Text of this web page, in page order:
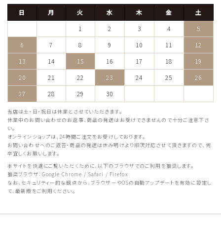
日 月 火 水 木 金
土
1
2 3 4
5
6
7 8 9 10 11
12
13
14 15 16 17 18
19
20
21 22 23 24 25
26
27
28 29 30
当店は土・日・祝日は休業とさせていただきます。
休業中のお問い合わせのお返事、商品の発送はお受けできませんので十分ご注意下さ
い。
オンラインショップは、24時間ご注文をお受けしております。
お問い合わせへのご返答・商品の発送は休み明けより順次対応させて頂きますので、何
卒宜しくお願いします。
本サイトを快適にご覧いただくために、以下のブラウザでのご利用を推奨します。
推奨ブラウザ：Google Chrome / Safari / Firefox
なお、セキュリティー的な観点から、ブラウザーやOSの自動アップデートを有効に設定し
て、最新版をご利用ください。